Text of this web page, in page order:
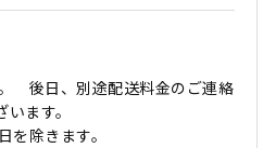
後日、別途配送料金のご連絡
ます。
除きます。